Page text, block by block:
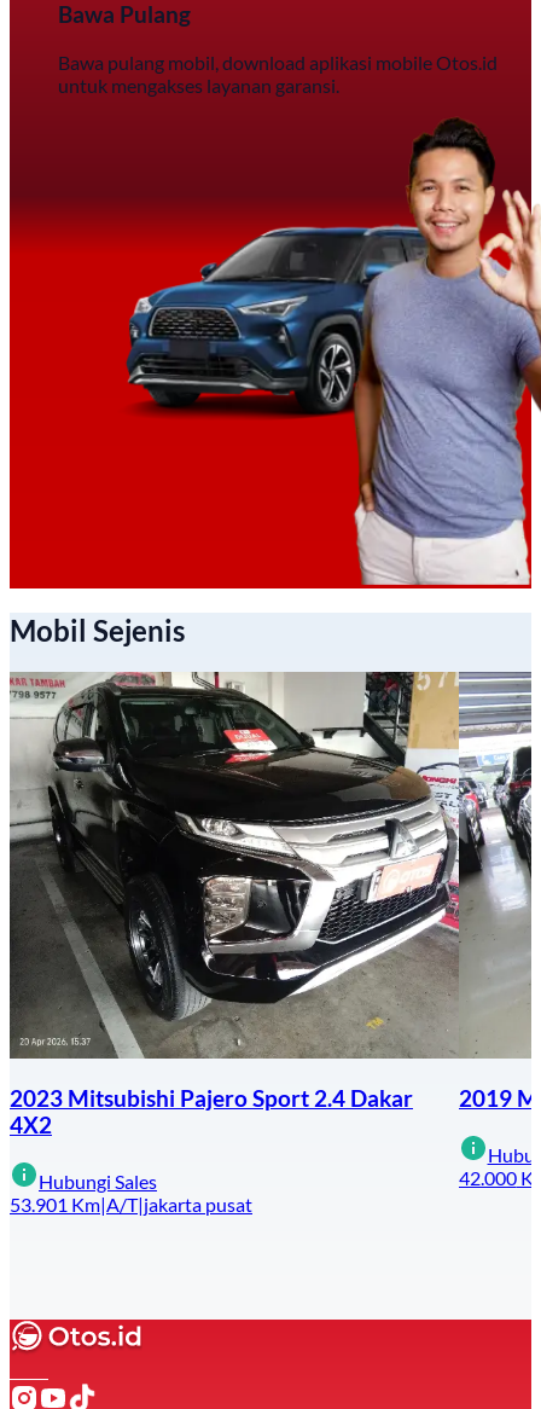
Bawa Pulang
Bawa pulang mobil, download aplikasi mobile Otos.id
untuk mengakses layanan garansi.
Mobil Sejenis
2023 Mitsubishi Pajero Sport 2.4 Dakar
4X2
Hubungi Sales
53.901 Km|A/T|jakarta pusat
2019
42.000